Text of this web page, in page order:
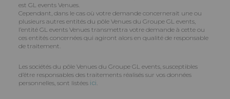
est GL events Venues.
Cependant, dans le cas où votre demande concernerait une ou
plusieurs autres entités du pôle Venues du Groupe GL events,
l’entité GL events Venues transmettra votre demande à cette ou
ces entités concernées qui agiront alors en qualité de responsable
de traitement.
Les sociétés du pôle Venues du Groupe GL events, susceptibles
d’être responsables des traitements réalisés sur vos données
personnelles, sont listées ici.